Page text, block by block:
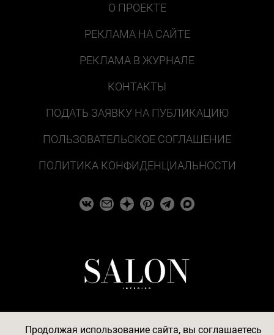
О ПРОЕКТЕ
РЕКЛАМА НА САЙТЕ
РЕКЛАМА В ЖУРНАЛЕ
КОНТАКТЫ
ПОДАТЬ ЗАЯВКУ НА ПУБЛИКАЦИЮ
ПОЛЬЗОВАТЕЛЬСКОЕ СОГЛАШЕНИЕ
ПОЛИТИКА КОНФИДЕНЦИАЛЬНОСТИ
Продолжая использование сайта, вы соглашаетесь